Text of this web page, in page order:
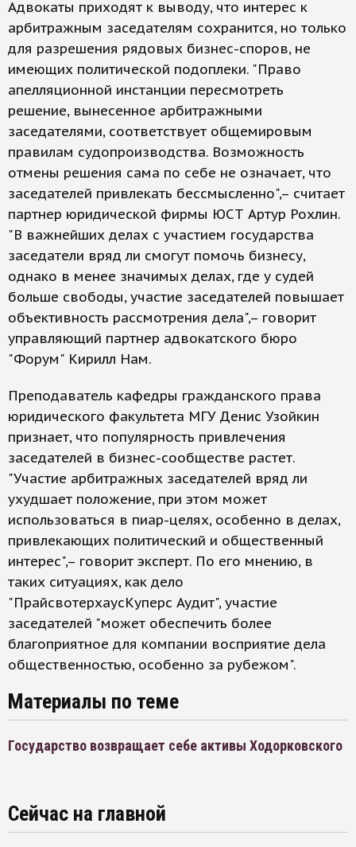
Адвокаты приходят к выводу, что интерес к
арбитражным заседателям сохранится, но только
для разрешения рядовых бизнес-споров, не
имеющих политической подоплеки. "Право
апелляционной инстанции пересмотреть
решение, вынесенное арбитражными
заседателями, соответствует общемировым
правилам судопроизводства. Возможность
отмены решения сама по себе не означает, что
заседателей привлекать бессмысленно",– считает
партнер юридической фирмы ЮСТ Артур Рохлин.
"В важнейших делах с участием государства
заседатели вряд ли смогут помочь бизнесу,
однако в менее значимых делах, где у судей
больше свободы, участие заседателей повышает
объективность рассмотрения дела",– говорит
управляющий партнер адвокатского бюро
"Форум" Кирилл Нам.
Преподаватель кафедры гражданского права
юридического факультета МГУ Денис Узойкин
признает, что популярность привлечения
заседателей в бизнес-сообществе растет.
"Участие арбитражных заседателей вряд ли
ухудшает положение, при этом может
использоваться в пиар-целях, особенно в делах,
привлекающих политический и общественный
интерес",– говорит эксперт. По его мнению, в
таких ситуациях, как дело
"ПрайсвотерхаусКуперс Аудит", участие
заседателей "может обеспечить более
благоприятное для компании восприятие дела
общественностью, особенно за рубежом".
Материалы по теме
Государство возвращает себе активы Ходорковского
Сейчас на главной